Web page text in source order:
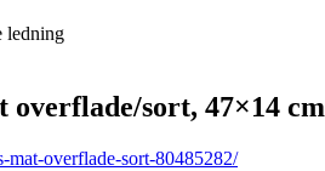
ledning
sort, 47×14 cm
mat-overflade-sort-80485282/